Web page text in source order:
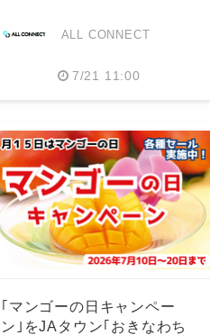
ALL CONNECT
7/21 11:00
｢マンゴーの日キャンペー
ン｣をJAタウン｢おきなわち